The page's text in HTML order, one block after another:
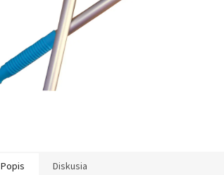
Popis Diskusia